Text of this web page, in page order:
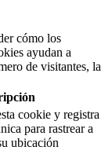
cómo los
ayudan a
de visitantes, la
cookie y registra
para rastrear a
ubicación